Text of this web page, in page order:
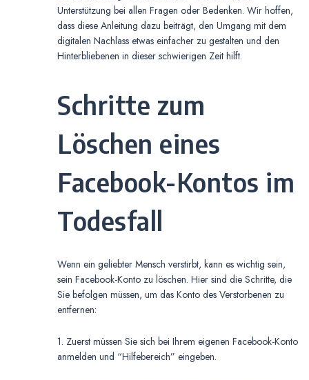
Unterstützung bei allen Fragen oder Bedenken. Wir hoffen,
dass diese Anleitung dazu beiträgt, den Umgang mit dem
digitalen Nachlass etwas einfacher zu gestalten und den
Hinterbliebenen in dieser schwierigen Zeit hilft.
Schritte zum
Löschen eines
Facebook-Kontos im
Todesfall
Wenn ein geliebter Mensch verstirbt, kann es wichtig sein,
sein Facebook-Konto zu löschen. Hier sind die Schritte, die
Sie befolgen müssen, um das Konto des Verstorbenen zu
entfernen:
1. Zuerst müssen Sie sich bei Ihrem eigenen Facebook-Konto
anmelden und “Hilfebereich” eingeben.